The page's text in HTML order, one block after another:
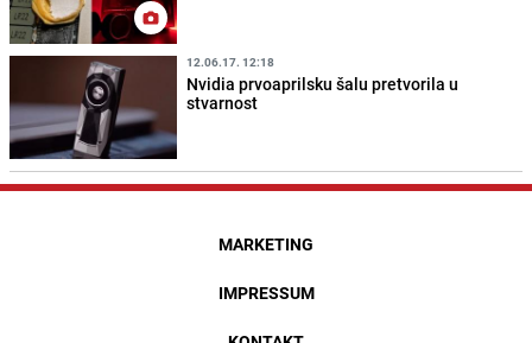
12.06.17. 12:18
Nvidia prvoaprilsku šalu pretvorila u
stvarnost
MARKETING
IMPRESSUM